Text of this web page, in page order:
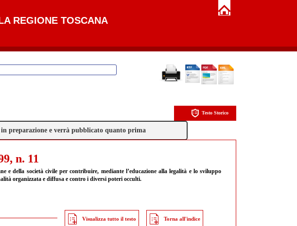
REGIONE TOSCANA
Testo Storico
preparazione e verrà pubblicato quanto prima
n. 11
e della società civile per contribuire, mediante l’educazione alla legalità e lo sviluppo
organizzata e diffusa e contro i diversi poteri occulti.
Visualizza tutto il testo Torna all'indice